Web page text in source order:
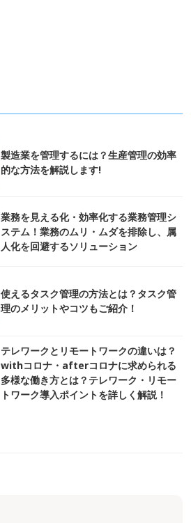
製造業を管理するには？生産管理の効率
的な方法を解説します!
業務を見える化・効率化する業務管理シ
ステム！業務のムリ・ムダを排除し、属
人化を回避するソリューション
使えるタスク管理の方法とは？タスク管
理のメリットやコツもご紹介！
テレワークとリモートワークの違いは？
withコロナ・afterコロナに求められる
多様な働き方とは？テレワーク・リモー
トワーク導入ポイントを詳しく解説！